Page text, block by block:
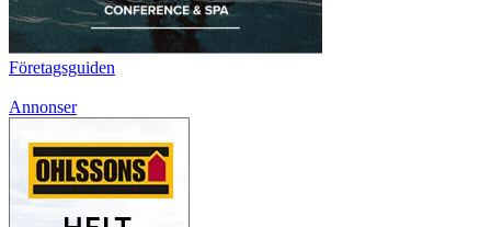
Företagsguiden
Annonser